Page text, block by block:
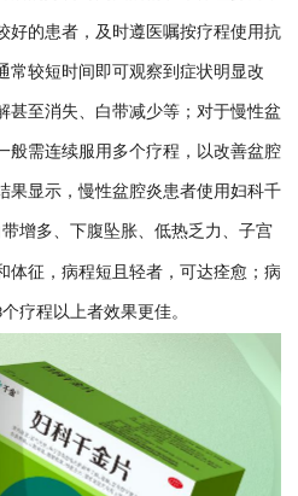
好的患者，及时遵医嘱按疗程使用抗
常较短时间即可观察到症状明显改
甚至消失、白带减少等；对于慢性盆
般需连续服用多个疗程，以改善盆腔
果显示，慢性盆腔炎患者使用妇科千
增多、下腹坠胀、低热乏力、子宫
体征，病程短且轻者，可达痊愈；病
个疗程以上者效果更佳。